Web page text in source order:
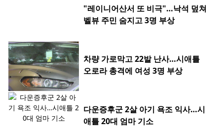
"레이니어산서 또 비극"…낙석 덮쳐
벨뷰 주민 숨지고 3명 부상
차량 가로막고 22발 난사…시애틀
오로라 총격에 여성 3명 부상
다운증후군 2살 아기 욕조 익사…시
애틀 20대 엄마 기소